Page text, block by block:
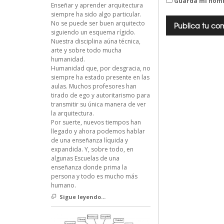
Enseñar y aprender arquitectura
siempre ha sido algo particular.
No se puede ser buen arquitecto
siguiendo un esquema rígido.
Nuestra disciplina aúna técnica,
arte y sobre todo mucha
humanidad.
Humanidad que, por desgracia, no
siempre ha estado presente en las
aulas. Muchos profesores han
tirado de ego y autoritarismo para
transmitir su única manera de ver
la arquitectura.
Por suerte, nuevos tiempos han
llegado y ahora podemos hablar
de una enseñanza líquida y
expandida. Y, sobre todo, en
algunas Escuelas de una
enseñanza donde prima la
persona y todo es mucho más
humano.
Sigue leyendo...